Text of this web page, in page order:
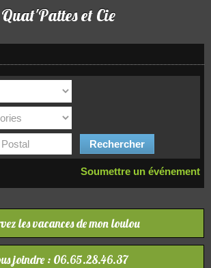
Quat'Pattes et Cie
Soumettre un événement
les vacances de mon loulou
joindre : 06.65.28.46.37